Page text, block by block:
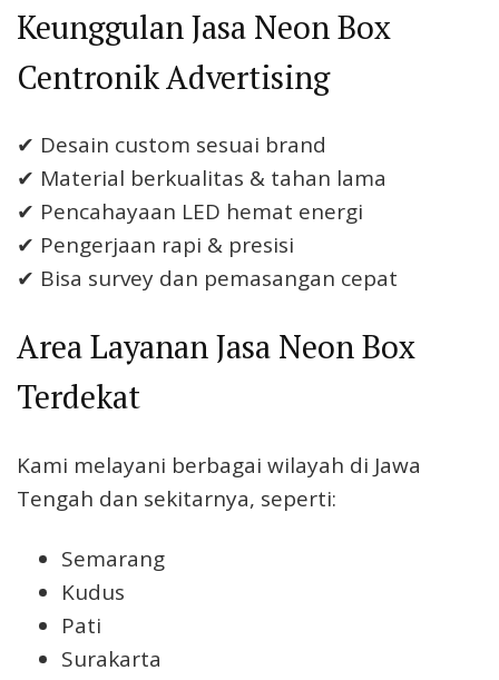
Keunggulan Jasa Neon Box
Centronik Advertising
✔ Desain custom sesuai brand
✔ Material berkualitas & tahan lama
✔ Pencahayaan LED hemat energi
✔ Pengerjaan rapi & presisi
✔ Bisa survey dan pemasangan cepat
Area Layanan Jasa Neon Box
Terdekat
Kami melayani berbagai wilayah di Jawa
Tengah dan sekitarnya, seperti:
Semarang
Kudus
Pati
Surakarta